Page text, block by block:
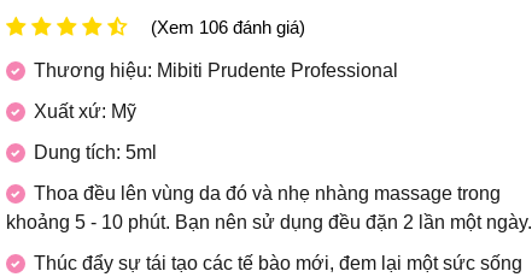
(Xem 106 đánh giá)
Thương hiệu: Mibiti Prudente Professional
Xuất xứ: Mỹ
Dung tích: 5ml
Thoa đều lên vùng da đó và nhẹ nhàng massage trong
khoảng 5 - 10 phút. Bạn nên sử dụng đều đặn 2 lần một ngày.
Thúc đẩy sự tái tạo các tế bào mới, đem lại một sức sống